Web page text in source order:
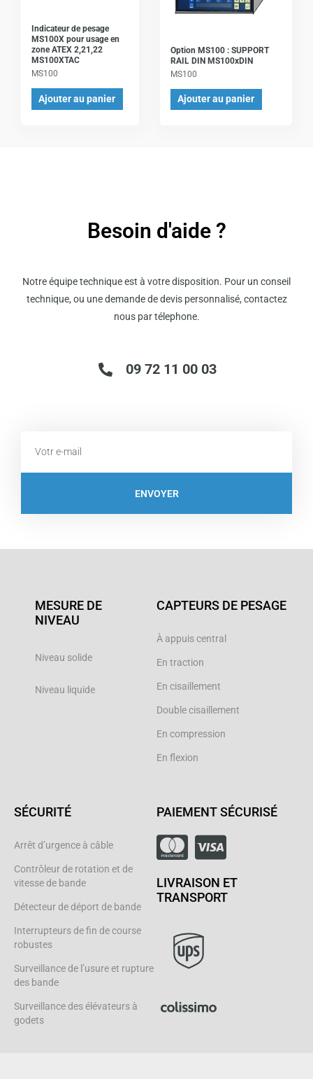
Indicateur de pesage
MS100X pour usage en
zone ATEX 2,21,22
MS100XTAC
MS100
Ajouter au panier
Option MS100 : SUPPORT
RAIL DIN MS100xDIN
MS100
Ajouter au panier
Besoin d'aide ?
Notre équipe technique est à votre disposition. Pour un conseil
technique, ou une demande de devis personnalisé, contactez
nous par télephone.
09 72 11 00 03
ENVOYER
MESURE DE
NIVEAU
Niveau solide
Niveau liquide
CAPTEURS DE PESAGE
À appuis central
En traction
En cisaillement
Double cisaillement
En compression
En flexion
SÉCURITÉ
Arrêt d’urgence à câble
Contrôleur de rotation et de
vitesse de bande
Détecteur de déport de bande
Interrupteurs de fin de course
robustes
Surveillance de l’usure et rupture
des bande
Surveillance des élévateurs à
godets
PAIEMENT SÉCURISÉ
LIVRAISON ET
TRANSPORT